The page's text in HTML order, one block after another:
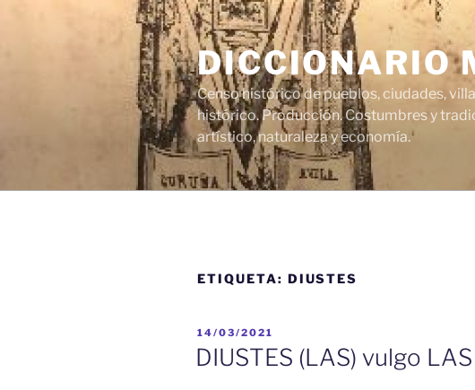
DICCIONARIO
Censo histórico de pueblos, ciudades,
histórico. Producción. Costumbres y
artístico, naturaleza y economía.
ETIQUETA: DIUSTES
PUBLICADO
EL
14/03/2021
DIUSTES (LAS) vulgo